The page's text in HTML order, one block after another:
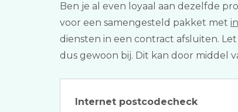
Ben je al even loyaal aan dezelfde
voor een samengesteld pakket met
diensten in een contract afsluiten.
dus gewoon bij. Dit kan door middel
Internet postcodecheck